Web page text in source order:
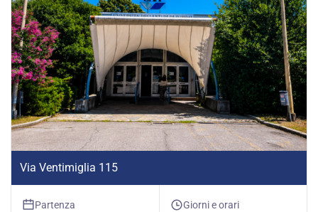
Via Ventimiglia 115
Partenza Giorni e orari